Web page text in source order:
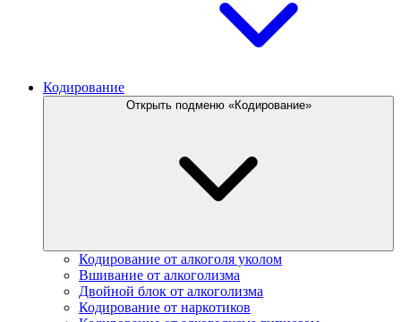
Кодирование
Открыть подменю «Кодирование»
Кодирование от алкоголя уколом
Вшивание от алкоголизма
Двойной блок от алкоголизма
Кодирование от наркотиков